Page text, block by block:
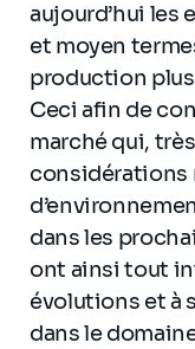
aujourd’hui les
et moyen
production
Ceci afin de
marché qui,
considérations
dans les
ont ainsi tout
évolutions et à
dans le